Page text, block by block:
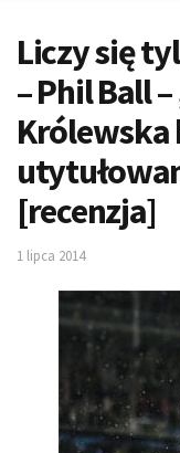
Liczy się
– Phil Ball
[recenzja]
1 lipca 2014